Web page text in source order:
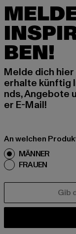
BEN!
Melde dich
erhalte künftig
nds, Angebote
er E-Mail!
An welchen
MÄNNER
FRAUEN